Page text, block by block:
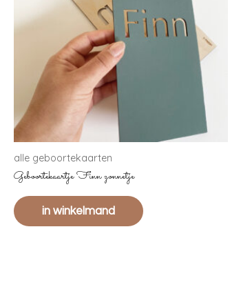
alle geboortekaarten
Geboortekaartje Finn zonnetje
in winkelmand